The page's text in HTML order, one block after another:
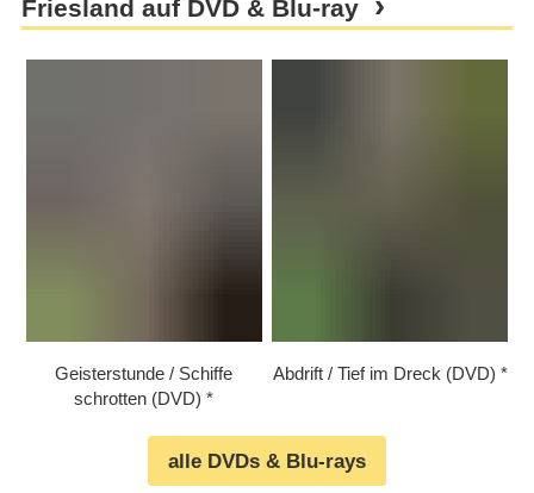
Friesland auf DVD & Blu-ray
Geisterstunde /​​ Schiffe
schrotten (DVD)
Abdrift /​​ Tief im Dreck (DVD)
alle DVDs & Blu-rays